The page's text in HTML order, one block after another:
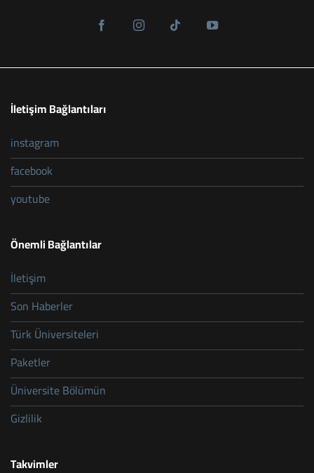
İletişim Bağlantıları
instagram
facebook
youtube
Önemli Bağlantılar
İletişim
Son Haberler
Türk Üniversiteleri
Paketler
Üniversite Bölümün
Gizlilik
Takvimler